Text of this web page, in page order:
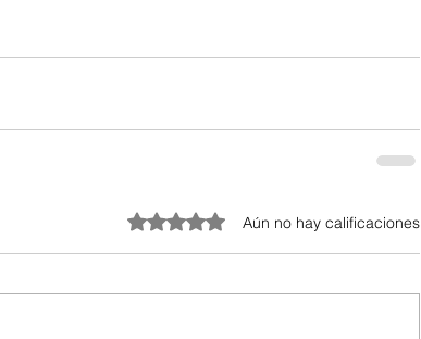
Obtuvo 0 de 5 estrellas.Aún no hay calificaciones